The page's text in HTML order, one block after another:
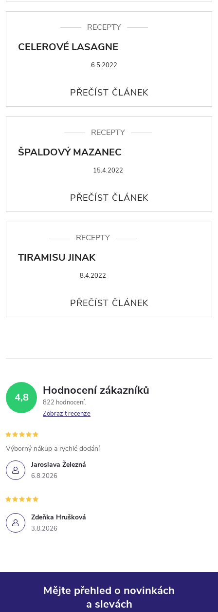
RECEPTY
CELEROVÉ LASAGNE
6.5.2022
RECEPTY
ŠPALDOVÝ MAZANEC
15.4.2022
RECEPTY
TIRAMISU JINAK
8.4.2022
4,8 Hodnocení zákazníků
822 hodnocení
Zobrazit recenze
Jaroslava Železná
6.8.2026
Výborný nákup a rychlé dodání
Zdeňka Hrušková
3.8.2026
Mějte přehled o novinkách
a slevách